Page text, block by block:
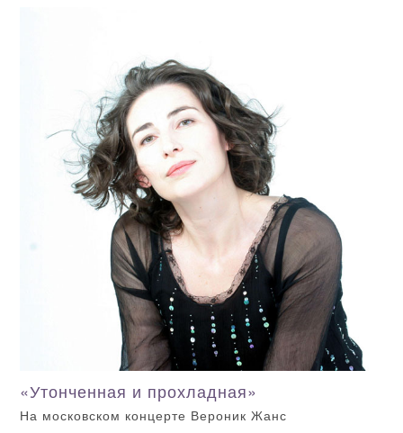
«Утонченная и прохладная»
На московском концерте Вероник Жанс